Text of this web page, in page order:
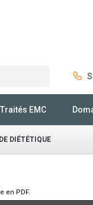
Traités EMC
DIÉTÉTIQUE
en PDF.